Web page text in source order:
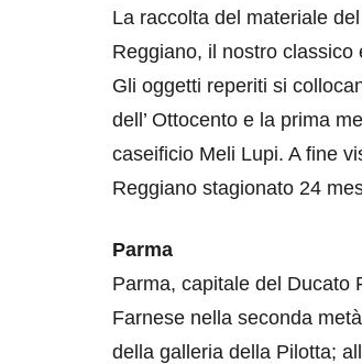
La raccolta del materiale
Reggiano, il nostro
Gli oggetti reperiti si
dell’ Ottocento e la prima
caseificio Meli Lupi. A fine
Reggiano stagionato 24
Parma
Parma, capitale del Ducato
Farnese nella seconda
della galleria della Pilotta;